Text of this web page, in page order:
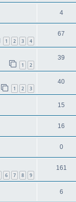
4
1 2 3 4
67
1 2
39
1 2 3
40
15
16
0
6 7 8 9
161
6